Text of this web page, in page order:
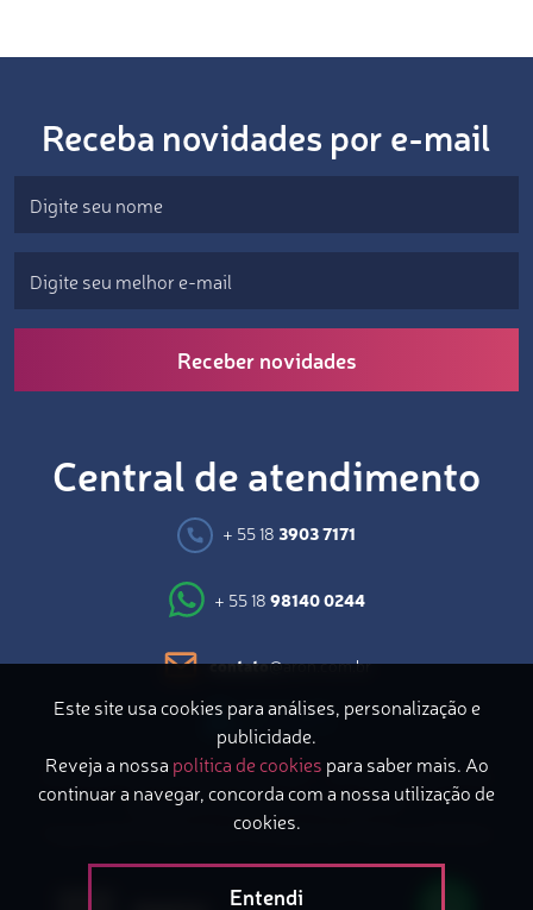
Receba novidades por e-mail
Receber novidades
Central de atendimento
+ 55 18 3903 7171
+ 55 18 98140 0244
contato@aron.com.br
Avenida Coronel Marcondes, 871 – 2º Andar | Bairro do
Bosque | Presidente Prudente/SP
Copyright © 2026 Aron Consultoria | Todos os direitos
reservados
Este site usa cookies para análises, personalização e
publicidade.
Reveja a nossa política de cookies para saber mais. Ao
continuar a navegar, concorda com a nossa utilização de
cookies.
Entendi